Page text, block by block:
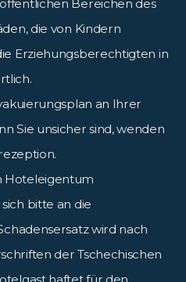
Bereichen des
die von Kindern
Erziehungsberechtigten in
an Ihrer
Sie unsicher sind, wenden
Hoteleigentum
bitte an die
wird nach
der Tschechischen